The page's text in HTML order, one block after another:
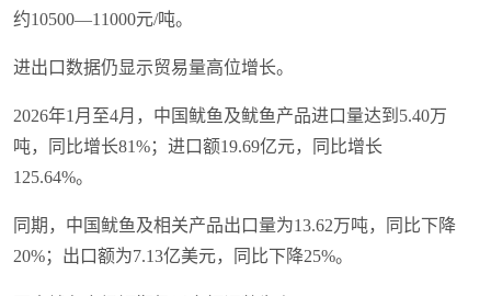
约10500—11000元/吨。
进出口数据仍显示贸易量高位增长。
2026年1月至4月，中国鱿鱼及鱿鱼产品进口量达到5.40万
吨，同比增长81%；进口额19.69亿元，同比增长
125.64%。
同期，中国鱿鱼及相关产品出口量为13.62万吨，同比下降
20%；出口额为7.13亿美元，同比下降25%。